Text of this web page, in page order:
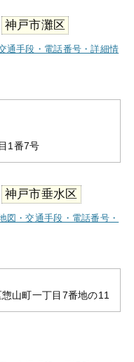
神戸市灘区
通手段・電話番号・詳細情
1番7号
神戸市垂水区
図・交通手段・電話番号・
山町一丁目7番地の11